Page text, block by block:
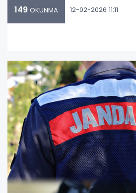
149 OKUNMA 12-02-2026 11:11